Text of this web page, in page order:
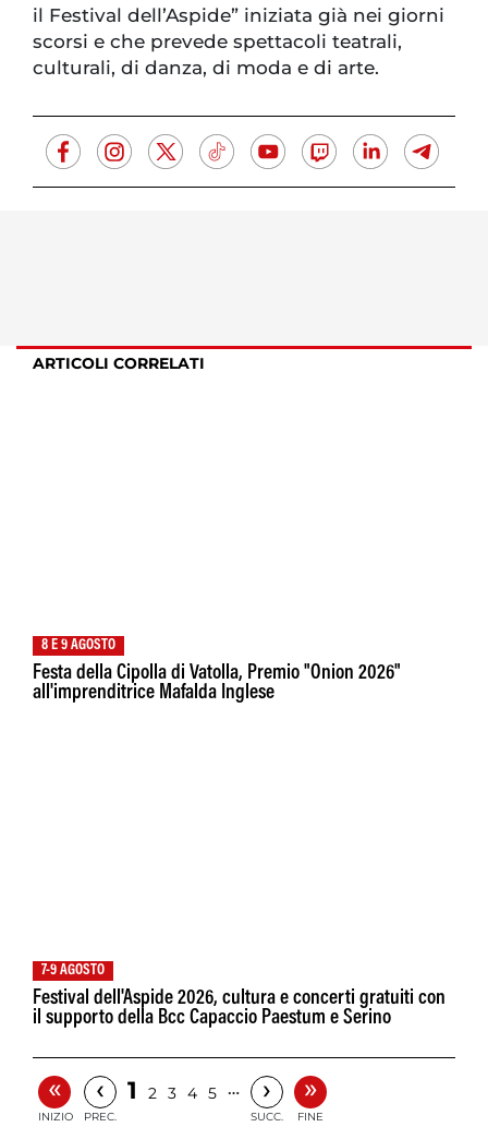
il Festival dell’Aspide” iniziata già nei giorni
scorsi e che prevede spettacoli teatrali,
culturali, di danza, di moda e di arte.
ARTICOLI CORRELATI
8 E 9 AGOSTO
Festa della Cipolla di Vatolla, Premio "Onion 2026"
all'imprenditrice Mafalda Inglese
7-9 AGOSTO
Festival dell'Aspide 2026, cultura e concerti gratuiti con
il supporto della Bcc Capaccio Paestum e Serino
«
INIZIO
‹
PREC.
1 2 3 4 5 … ›
SUCC.
»
FINE